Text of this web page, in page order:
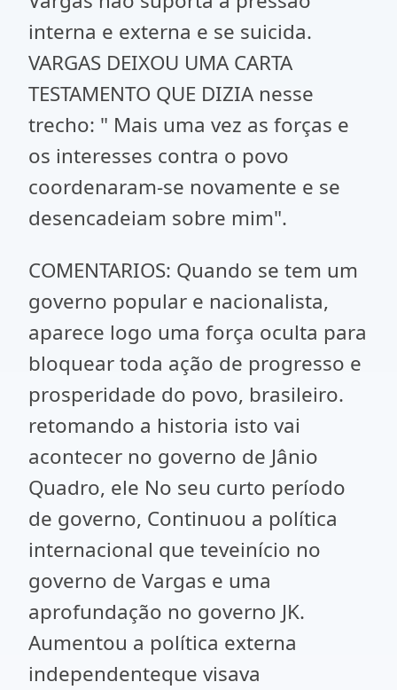
interna e externa e se suicida.
VARGAS DEIXOU UMA CARTA
TESTAMENTO QUE DIZIA nesse
trecho: " Mais uma vez as forças e
os interesses contra o povo
coordenaram-se novamente e se
desencadeiam sobre mim".
COMENTARIOS: Quando se tem um
governo popular e nacionalista,
aparece logo uma força oculta para
bloquear toda ação de progresso e
prosperidade do povo, brasileiro.
retomando a historia isto vai
acontecer no governo de Jânio
Quadro, ele No seu curto período
de governo, Continuou a política
internacional que teveinício no
governo de Vargas e uma
aprofundação no governo JK.
Aumentou a política externa
independenteque visava